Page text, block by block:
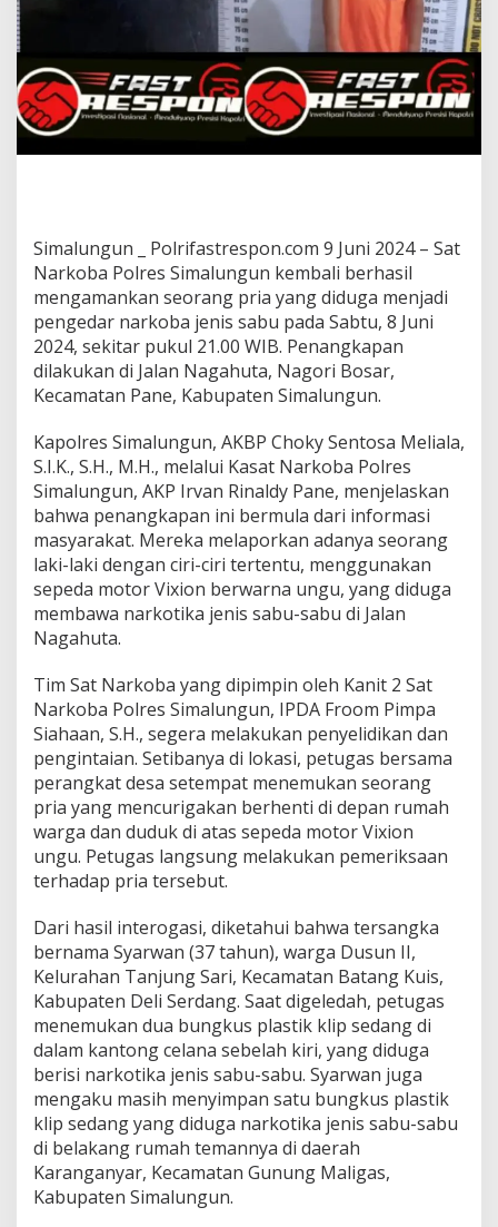
Simalungun _ Polrifastrespon.com 9 Juni 2024 – Sat
Narkoba Polres Simalungun kembali berhasil
mengamankan seorang pria yang diduga menjadi
pengedar narkoba jenis sabu pada Sabtu, 8 Juni
2024, sekitar pukul 21.00 WIB. Penangkapan
dilakukan di Jalan Nagahuta, Nagori Bosar,
Kecamatan Pane, Kabupaten Simalungun.
Kapolres Simalungun, AKBP Choky Sentosa Meliala,
S.I.K., S.H., M.H., melalui Kasat Narkoba Polres
Simalungun, AKP Irvan Rinaldy Pane, menjelaskan
bahwa penangkapan ini bermula dari informasi
masyarakat. Mereka melaporkan adanya seorang
laki-laki dengan ciri-ciri tertentu, menggunakan
sepeda motor Vixion berwarna ungu, yang diduga
membawa narkotika jenis sabu-sabu di Jalan
Nagahuta.
Tim Sat Narkoba yang dipimpin oleh Kanit 2 Sat
Narkoba Polres Simalungun, IPDA Froom Pimpa
Siahaan, S.H., segera melakukan penyelidikan dan
pengintaian. Setibanya di lokasi, petugas bersama
perangkat desa setempat menemukan seorang
pria yang mencurigakan berhenti di depan rumah
warga dan duduk di atas sepeda motor Vixion
ungu. Petugas langsung melakukan pemeriksaan
terhadap pria tersebut.
Dari hasil interogasi, diketahui bahwa tersangka
bernama Syarwan (37 tahun), warga Dusun II,
Kelurahan Tanjung Sari, Kecamatan Batang Kuis,
Kabupaten Deli Serdang. Saat digeledah, petugas
menemukan dua bungkus plastik klip sedang di
dalam kantong celana sebelah kiri, yang diduga
berisi narkotika jenis sabu-sabu. Syarwan juga
mengaku masih menyimpan satu bungkus plastik
klip sedang yang diduga narkotika jenis sabu-sabu
di belakang rumah temannya di daerah
Karanganyar, Kecamatan Gunung Maligas,
Kabupaten Simalungun.